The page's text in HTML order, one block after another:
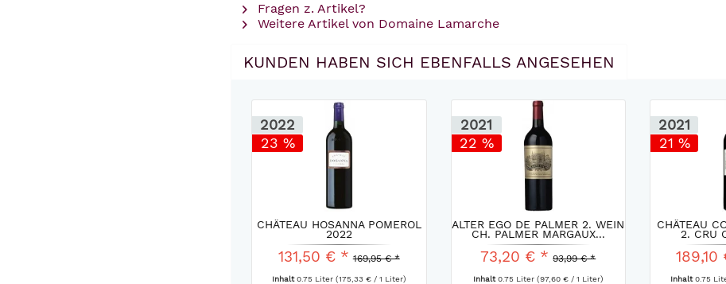
Fragen z. Artikel?
Weitere Artikel von Domaine Lamarche
KUNDEN HABEN SICH EBENFALLS ANGESEHEN
2022
23 %
CHÂTEAU HOSANNA POMEROL
2022
131,50 € * 169,95 € *
Inhalt0.75 Liter (175,33 € / 1 Liter)
2021
22 %
ALTER EGO DE PALMER 2. WEIN
CH. PALMER MARGAUX...
73,20 € * 93,99 € *
Inhalt0.75 Liter (97,60 € / 1 Liter)
2021
21 %
CHÂTEAU
2. CRU
Inhalt0.75